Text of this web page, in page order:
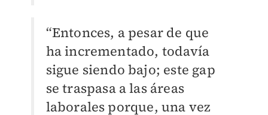
“Entonces, a pesar de que
ha incrementado, todavía
sigue siendo bajo; este gap
se traspasa a las áreas
laborales porque, una vez